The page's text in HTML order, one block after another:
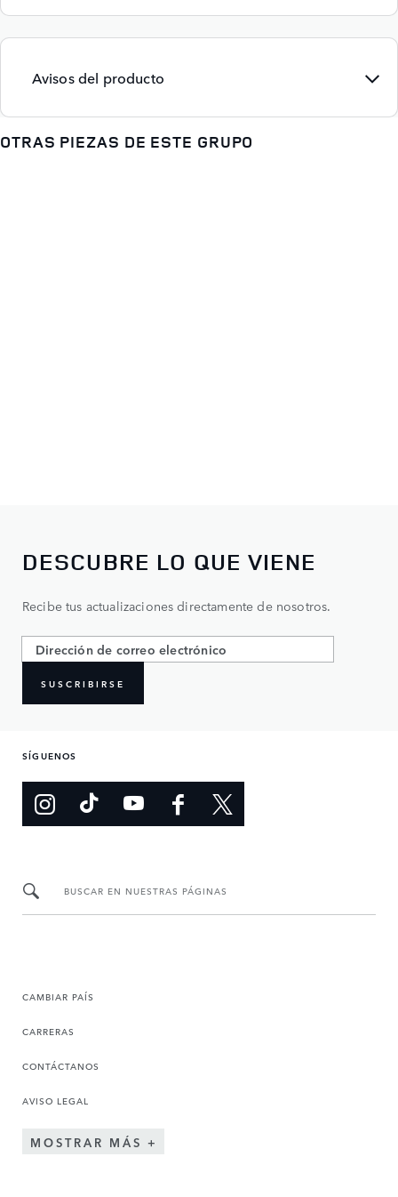
Avisos del producto
OTRAS PIEZAS DE ESTE GRUPO
DESCUBRE LO QUE VIENE
Recibe tus actualizaciones directamente de nosotros.
SUSCRIBIRSE
SÍGUENOS
BUSCAR EN NUESTRAS PÁGINAS
CAMBIAR PAÍS
CARRERAS
CONTÁCTANOS
AVISO LEGAL
MOSTRAR MÁS